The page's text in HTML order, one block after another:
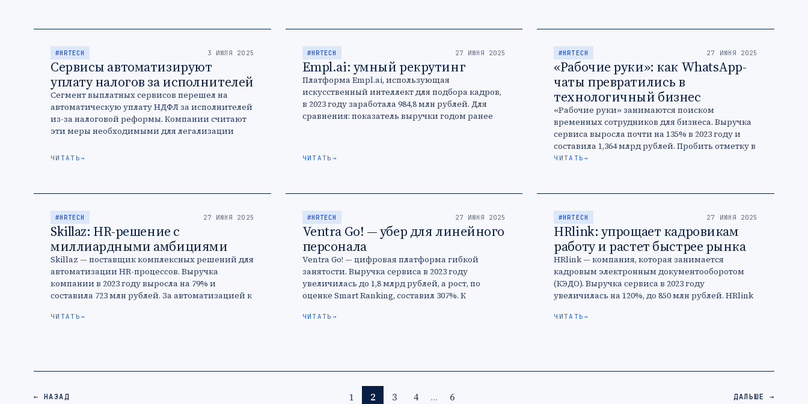
#HRTECH 3 ИЮЛЯ 2025
Сервисы автоматизируют
уплату налогов за исполнителей
Сегмент выплатных сервисов перешел на
автоматическую уплату НДФЛ за исполнителей
из-за налоговой реформы. Компании считают
эти меры необходимыми для легализации
новых функций.
ЧИТАТЬ→
#HRTECH 27 ИЮНЯ 2025
Empl.ai: умный рекрутинг
Платформа Empl.ai, использующая
искусственный интеллект для подбора кадров,
в 2023 году заработала 984,8 млн рублей. Для
сравнения: показатель выручки годом ранее
ЧИТАТЬ →
#HRTECH 27 ИЮНЯ 2025
«Рабочие руки»: как WhatsApp-
чаты превратились в
технологичный бизнес
«Рабочие руки» занимаются поиском
временных сотрудников для бизнеса. Выручка
сервиса выросла почти на 135% в 2023 году и
составила 1,364 млрд рублей. Пробить отметку в
миллиард помогли инвестиции, новые
ЧИТАТЬ→
#HRTECH 27 ИЮНЯ 2025
Skillaz: HR-решение с
миллиардными амбициями
Skillaz — поставщик комплексных решений для
автоматизации HR-процессов. Выручка
компании в 2023 году выросла на 79% и
составила 723 млн рублей. За автоматизацией к
и …
ЧИТАТЬ→
#HRTECH 27 ИЮНЯ 2025
Ventra Go! — убер для линейного
персонала
Ventra Go! — цифровая платформа гибкой
занятости. Выручка сервиса в 2023 году
увеличилась до 1,8 млрд рублей, а рост, по
оценке Smart Ranking, составил 307%. К
ЧИТАТЬ →
#HRTECH 27 ИЮНЯ 2025
HRlink: упрощает кадровикам
работу и растет быстрее рынка
HRlink — компания, которая занимается
кадровым электронным документооборотом
(КЭДО). Выручка сервиса в 2023 году
увеличилась на 120%, до 850 млн рублей. HRlink
КЭДО, внедрению новых …
ЧИТАТЬ→
← НАЗАД 1 2 3 4 … 6 ДАЛЬШЕ →